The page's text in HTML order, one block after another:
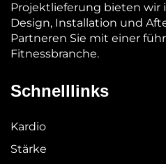
Projektlieferung bieten wir
Design, Installation und
Partneren Sie mit einer
Fitnessbranche.
Schnelllinks
Kardio
Stärke